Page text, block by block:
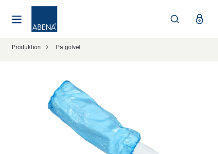
Produktion På golvet